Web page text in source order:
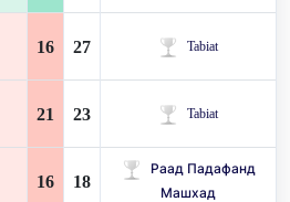
16 27 Tabiat
21 23 Tabiat
16 18
Раад Падафанд
Машхад